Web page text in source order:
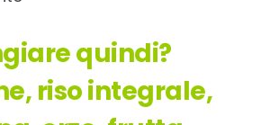
quindi?
riso integrale,